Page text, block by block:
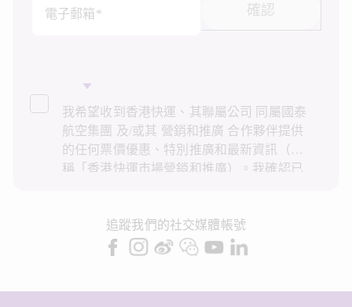
電子郵箱*
確認
我希望收到香港快運、其聯屬公司 同屬國泰
航空集團 及/或其 營銷和推廣 合作夥伴提供
的任何票價優惠、特別推廣和最新資訊（統
稱「香港快運市場營銷和推廣）。我確認已
錄進行直接市場營銷和推廣。我知悉在未經
我的同意下，香港快運不會使用我的個人資
追蹤我們的社交媒體帳號